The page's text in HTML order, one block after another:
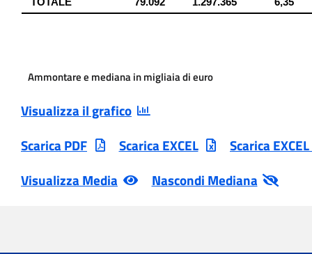
Ammontare e mediana in migliaia di euro